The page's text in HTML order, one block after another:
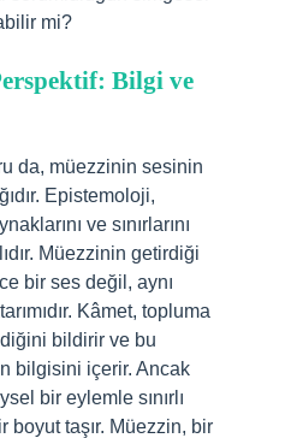
mi?
Bilgi ve
da, müezzinin sesinin
Epistemoloji,
ve sınırlarını
Müezzinin getirdiği
bir ses değil, aynı
Kâmet, topluma
bildirir ve bu
bilgisini içerir. Ancak
bir eylemle sınırlı
boyut taşır. Müezzin, bir